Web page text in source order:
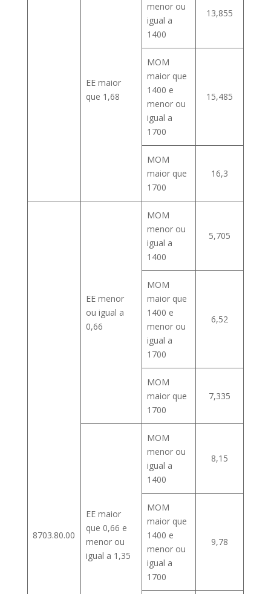
EE maior
que 1,68
menor ou
igual a
1400
13,855
MOM
maior que
1400 e
menor ou
igual a
1700
15,485
MOM
maior que
1700
16,3
8703.80.00
EE menor
ou igual a
0,66
MOM
menor ou
igual a
1400
5,705
MOM
maior que
1400 e
menor ou
igual a
1700
6,52
MOM
maior que
1700
7,335
EE maior
que 0,66 e
menor ou
igual a 1,35
MOM
menor ou
igual a
1400
8,15
MOM
maior que
1400 e
menor ou
igual a
1700
9,78